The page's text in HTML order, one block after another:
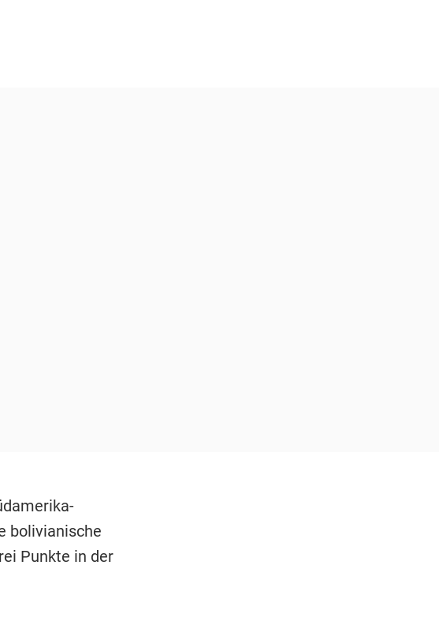
bolivianische
Punkte in der